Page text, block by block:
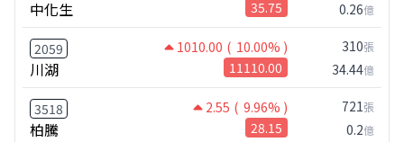
中化生 35.75 0.26億
2059 1010.00 ( 10.00% )
川湖 11110.00
310張
34.44億
3518 2.55 ( 9.96% )
柏騰 28.15
721張
0.2億